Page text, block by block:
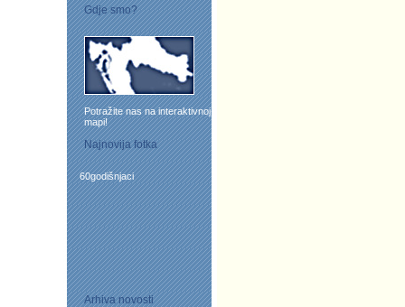
Gdje smo?
Potražite nas na interaktivnoj
mapi!
Najnovija fotka
60godišnjaci
Arhiva novosti